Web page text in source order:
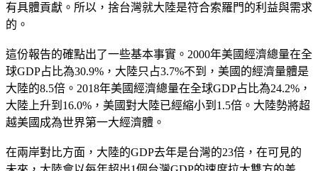
有具體貢獻。所以，捨台灣就大陸是符合索羅門的利益與需求
的。
這份報告的確點出了一些基本事實。2000年美國經濟總量在全
球GDP占比為30.9%，大陸只占3.7%不到，美國的經濟量體是
大陸的8.5倍。2018年美國經濟總量在全球GDP占比為24.2%，
大陸上升到16.0%，美國對大陸已經縮小到1.5倍。大陸勢將超
越美國成為世界第一大經濟體。
在兩岸對比方面，大陸的GDP去年是台灣的23倍，在可見的